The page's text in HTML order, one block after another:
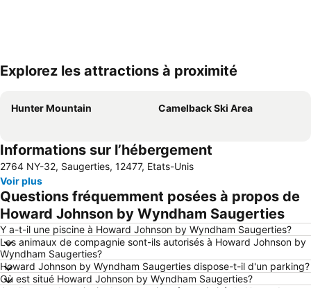
Explorez les attractions à proximité
Hunter Mountain Camelback Ski Area
Informations sur l’hébergement
2764 NY-32, Saugerties, 12477, Etats-Unis
Voir plus
Questions fréquemment posées à propos de
Howard Johnson by Wyndham Saugerties
Y a-t-il une piscine à Howard Johnson by Wyndham Saugerties?
Les animaux de compagnie sont-ils autorisés à Howard Johnson by
Wyndham Saugerties?
Howard Johnson by Wyndham Saugerties dispose-t-il d'un parking?
Où est situé Howard Johnson by Wyndham Saugerties?